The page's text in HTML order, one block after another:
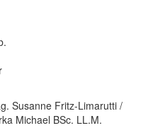
Susanne Fritz-Limarutti /
Michael BSc. LL.M.